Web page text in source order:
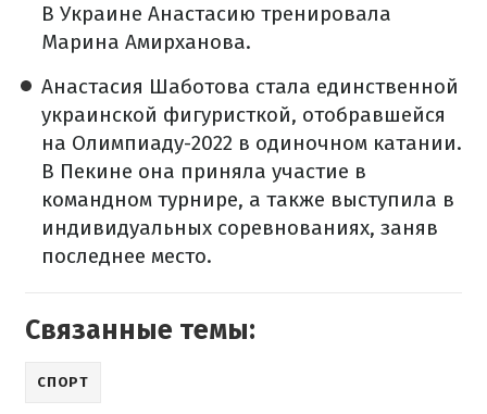
В Украине Анастасию тренировала
Марина Амирханова.
Анастасия Шаботова стала единственной
украинской фигуристкой, отобравшейся
на Олимпиаду-2022 в одиночном катании.
В Пекине она приняла участие в
командном турнире, а также выступила в
индивидуальных соревнованиях, заняв
последнее место.
Связанные темы:
СПОРТ